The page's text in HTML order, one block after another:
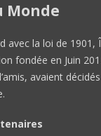
Monde
avec la loi de 1901,
fondée en Juin
avaient